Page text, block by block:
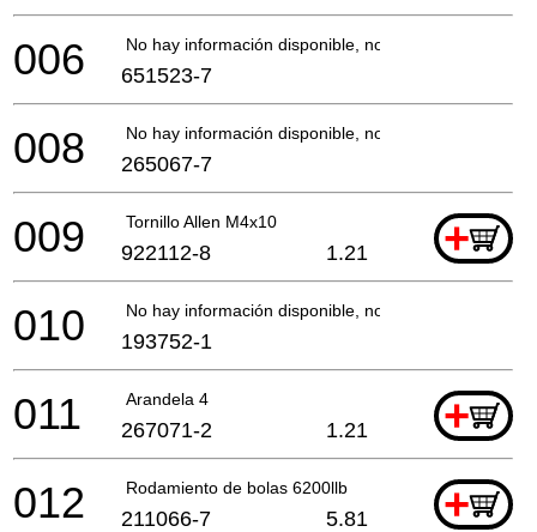
No hay información disponible, no se puede pedir
006 651523-7
No hay información disponible, no se puede pedir
008 265067-7
Tornillo Allen M4x10 +
009 922112-8 1.21
No hay información disponible, no se puede pedir
010 193752-1
Arandela 4 +
011 267071-2 1.21
Rodamiento de bolas 6200llb +
012 211066-7 5.81